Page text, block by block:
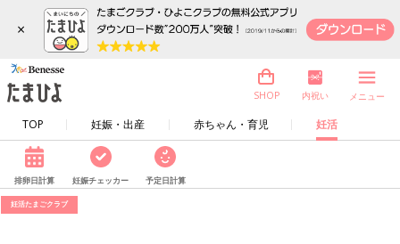
×
TOP 妊娠・出産 赤ちゃん・育児 妊活
SHOP 内祝い メニュー
排卵日計算 妊娠チェッカー 予定日計算
妊活たまごクラブ